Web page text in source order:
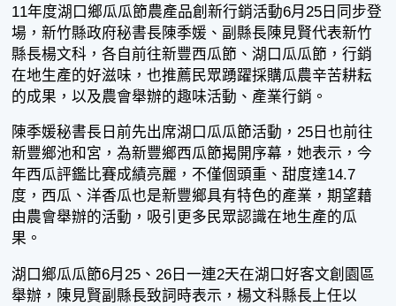
11年度湖口鄉瓜瓜節農產品創新行銷活動6月25日同步登
場，新竹縣政府秘書長陳季媛、副縣長陳見賢代表新竹
縣長楊文科，各自前往新豐西瓜節、湖口瓜瓜節，行銷
在地生產的好滋味，也推薦民眾踴躍採購瓜農辛苦耕耘
的成果，以及農會舉辦的趣味活動、產業行銷。
陳季媛秘書長日前先出席湖口瓜瓜節活動，25日也前往
新豐鄉池和宮，為新豐鄉西瓜節揭開序幕，她表示，今
年西瓜評鑑比賽成績亮麗，不僅個頭重、甜度達14.7
度，西瓜、洋香瓜也是新豐鄉具有特色的產業，期望藉
由農會舉辦的活動，吸引更多民眾認識在地生產的瓜
果。
湖口鄉瓜瓜節6月25、26日一連2天在湖口好客文創園區
舉辦，陳見賢副縣長致詞時表示，楊文科縣長上任以